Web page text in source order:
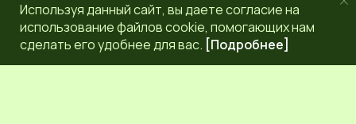
Используя данный сайт, вы даете согласие на
использование файлов cookie, помогающих нам
сделать его удобнее для вас. [Подробнее]